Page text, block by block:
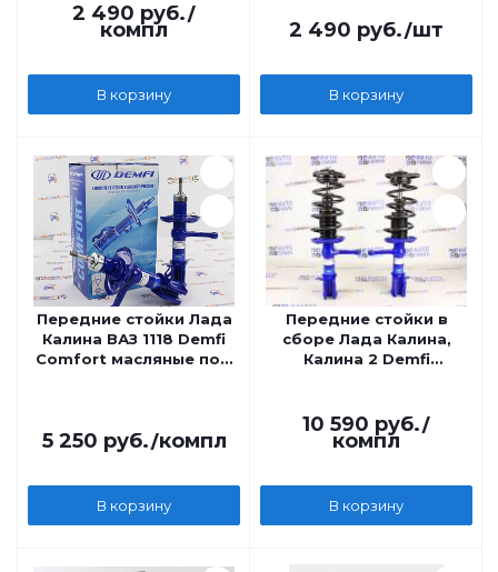
2 490 руб./
компл
В корзину
2 490 руб./шт
В корзину
Передние стойки Лада
Калина ВАЗ 1118 Demfi
Comfort масляные под
5 250 руб./компл
В корзину
Передние стойки в
сборе Лада Калина,
Калина 2 Demfi
10 590 руб./
компл
В корзину